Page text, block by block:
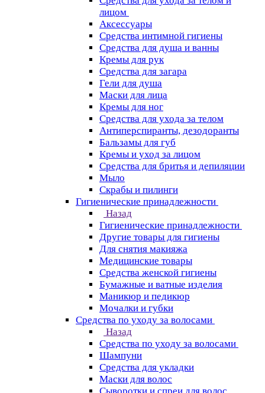
лицом
Аксессуары
Средства интимной гигиены
Средства для душа и ванны
Кремы для рук
Средства для загара
Гели для душа
Маски для лица
Кремы для ног
Средства для ухода за телом
Антиперспиранты, дезодоранты
Бальзамы для губ
Кремы и уход за лицом
Средства для бритья и депиляции
Мыло
Скрабы и пилинги
Гигиенические принадлежности
Назад
Гигиенические принадлежности
Другие товары для гигиены
Для снятия макияжа
Медицинские товары
Средства женской гигиены
Бумажные и ватные изделия
Маникюр и педикюр
Мочалки и губки
Средства по уходу за волосами
Назад
Средства по уходу за волосами
Шампуни
Средства для укладки
Маски для волос